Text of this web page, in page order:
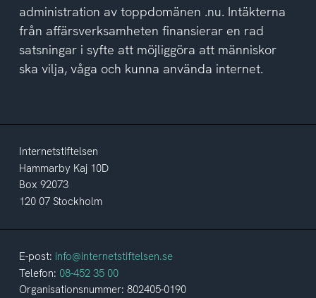
administration av toppdomänen .nu. Intäkterna
från affärsverksamheten finansierar en rad
satsningar i syfte att möjliggöra att människor
ska vilja, våga och kunna använda internet.
Internetstiftelsen
Hammarby Kaj 10D
Box 92073
120 07 Stockholm
E-post: info@internetstiftelsen.se
Telefon: 08-452 35 00
Organisationsnummer: 802405-0190